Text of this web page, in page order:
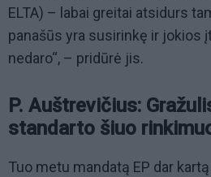
ELTA) – labai greitai atsidurs
panašūs yra susirinkę ir jokios
nedaro“, – pridūrė jis.
P. Auštrevičius:
standarto šiuo
Tuo metu mandatą EP dar